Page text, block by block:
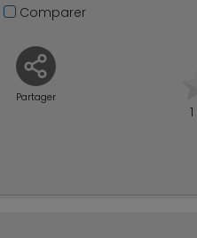
Comparer
Partager